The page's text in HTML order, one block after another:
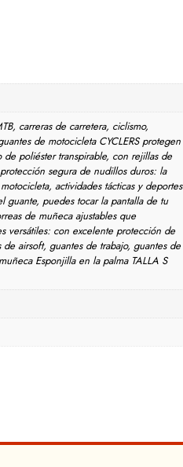
carreras de carretera, ciclismo,
de motocicleta CYCLERS protegen
poliéster transpirable, con rejillas de
segura de nudillos duros: la
actividades tácticas y deportes
puedes tocar la pantalla de tu
de muñeca ajustables que
versátiles: con excelente protección de
airsoft, guantes de trabajo, guantes de
Esponjilla en la palma TALLA S